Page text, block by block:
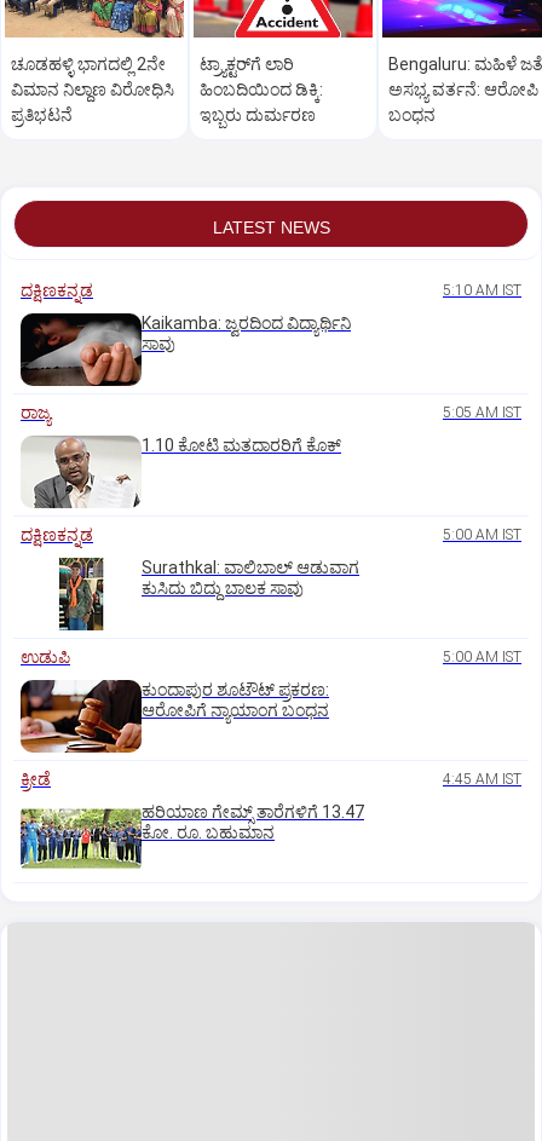
ಚೂಡಹಳ್ಳಿ ಭಾಗದಲ್ಲಿ 2ನೇ
ವಿಮಾನ ನಿಲ್ದಾಣ ವಿರೋಧಿಸಿ
ಪ್ರತಿಭಟನೆ
ಟ್ರ್ಯಾಕ್ಟರ್‌ಗೆ ಲಾರಿ
ಹಿಂಬದಿಯಿಂದ ಡಿಕ್ಕಿ:
ಇಬ್ಬರು ದುರ್ಮರಣ
Bengaluru: ಮಹಿಳೆ ಜತೆ
ಅಸಭ್ಯ ವರ್ತನೆ: ಆರೋಪಿ
ಬಂಧನ
LATEST NEWS
ದಕ್ಷಿಣಕನ್ನಡ 5:10 AM IST
Kaikamba: ಜ್ವರದಿಂದ ವಿದ್ಯಾರ್ಥಿನಿ
ಸಾವು
ರಾಜ್ಯ 5:05 AM IST
1.10 ಕೋಟಿ ಮತದಾರರಿಗೆ ಕೊಕ್‌
ದಕ್ಷಿಣಕನ್ನಡ 5:00 AM IST
Surathkal: ವಾಲಿಬಾಲ್ ಆಡುವಾಗ
ಕುಸಿದು ಬಿದ್ದು ಬಾಲಕ ಸಾವು
ಉಡುಪಿ 5:00 AM IST
ಕುಂದಾಪುರ ಶೂಟೌಟ್ ಪ್ರಕರಣ:
ಆರೋಪಿಗೆ ನ್ಯಾಯಾಂಗ ಬಂಧನ
ಕ್ರೀಡೆ 4:45 AM IST
ಹರಿಯಾಣ ಗೇಮ್ಸ್‌ ತಾರೆಗಳಿಗೆ 13.47
ಕೋ. ರೂ. ಬಹುಮಾನ